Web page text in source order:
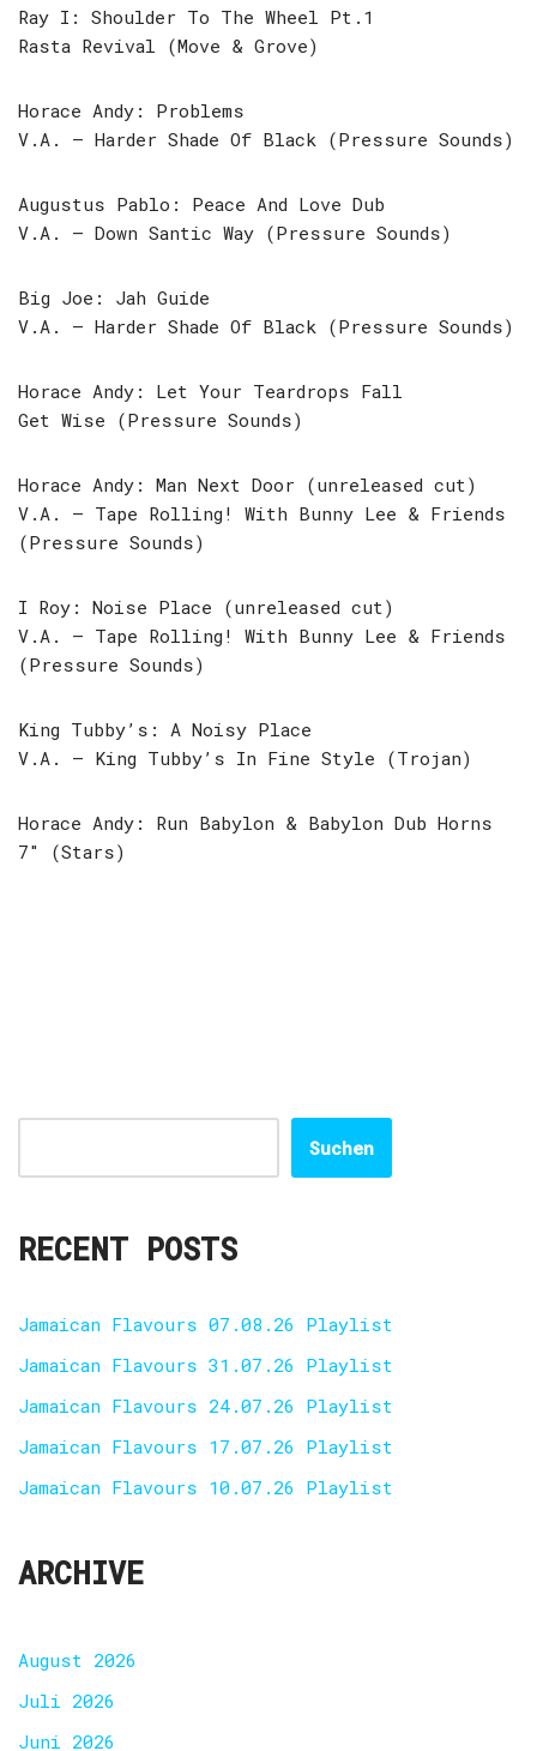
Ray I: Shoulder To The Wheel Pt.1
Rasta Revival (Move & Grove)
Horace Andy: Problems
V.A. – Harder Shade Of Black (Pressure Sounds)
Augustus Pablo: Peace And Love Dub
V.A. – Down Santic Way (Pressure Sounds)
Big Joe: Jah Guide
V.A. – Harder Shade Of Black (Pressure Sounds)
Horace Andy: Let Your Teardrops Fall
Get Wise (Pressure Sounds)
Horace Andy: Man Next Door (unreleased cut)
V.A. – Tape Rolling! With Bunny Lee & Friends
(Pressure Sounds)
I Roy: Noise Place (unreleased cut)
V.A. – Tape Rolling! With Bunny Lee & Friends
(Pressure Sounds)
King Tubby’s: A Noisy Place
V.A. – King Tubby’s In Fine Style (Trojan)
Horace Andy: Run Babylon & Babylon Dub Horns
7″ (Stars)
Suchen
RECENT POSTS
Jamaican Flavours 07.08.26 Playlist
Jamaican Flavours 31.07.26 Playlist
Jamaican Flavours 24.07.26 Playlist
Jamaican Flavours 17.07.26 Playlist
Jamaican Flavours 10.07.26 Playlist
ARCHIVE
August 2026
Juli 2026
Juni 2026